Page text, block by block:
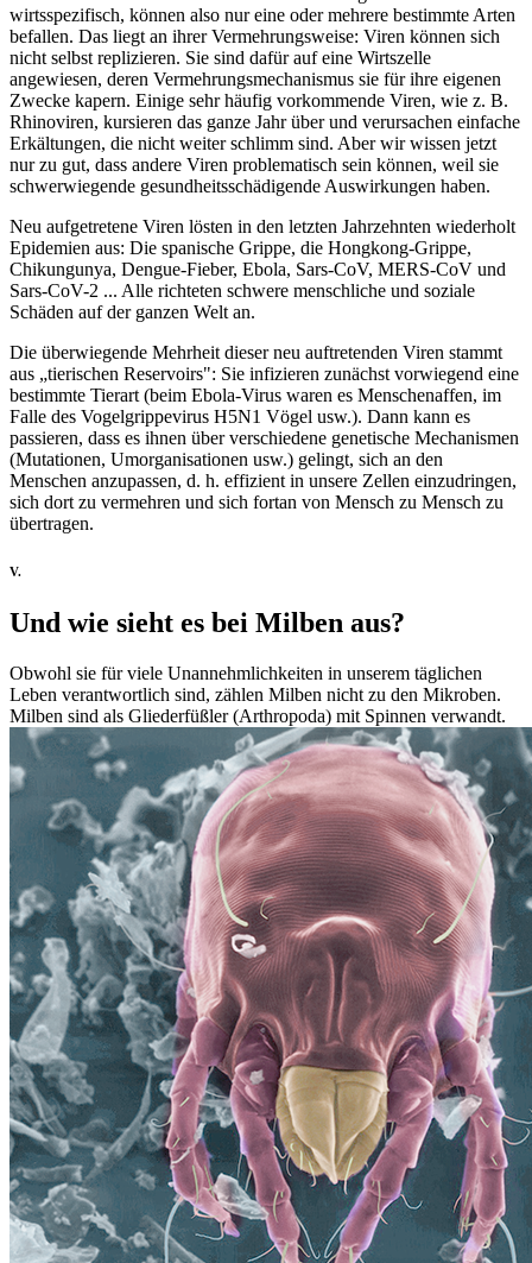
wirtsspezifisch, können also nur eine oder mehrere bestimmte Arten
befallen. Das liegt an ihrer Vermehrungsweise: Viren können sich
nicht selbst replizieren. Sie sind dafür auf eine Wirtszelle
angewiesen, deren Vermehrungsmechanismus sie für ihre eigenen
Zwecke kapern. Einige sehr häufig vorkommende Viren, wie z. B.
Rhinoviren, kursieren das ganze Jahr über und verursachen einfache
Erkältungen, die nicht weiter schlimm sind. Aber wir wissen jetzt
nur zu gut, dass andere Viren problematisch sein können, weil sie
schwerwiegende gesundheitsschädigende Auswirkungen haben.
Neu aufgetretene Viren lösten in den letzten Jahrzehnten wiederholt
Epidemien aus: Die spanische Grippe, die Hongkong-Grippe,
Chikungunya, Dengue-Fieber, Ebola, Sars-CoV, MERS-CoV und
Sars-CoV-2 ... Alle richteten schwere menschliche und soziale
Schäden auf der ganzen Welt an.
Die überwiegende Mehrheit dieser neu auftretenden Viren stammt
aus „tierischen Reservoirs": Sie infizieren zunächst vorwiegend eine
bestimmte Tierart (beim Ebola-Virus waren es Menschenaffen, im
Falle des Vogelgrippevirus H5N1 Vögel usw.). Dann kann es
passieren, dass es ihnen über verschiedene genetische Mechanismen
(Mutationen, Umorganisationen usw.) gelingt, sich an den
Menschen anzupassen, d. h. effizient in unsere Zellen einzudringen,
sich dort zu vermehren und sich fortan von Mensch zu Mensch zu
übertragen.
V.
Und wie sieht es bei Milben aus?
Obwohl sie für viele Unannehmlichkeiten in unserem täglichen
Leben verantwortlich sind, zählen Milben nicht zu den Mikroben.
Milben sind als Gliederfüßler (Arthropoda) mit Spinnen verwandt.